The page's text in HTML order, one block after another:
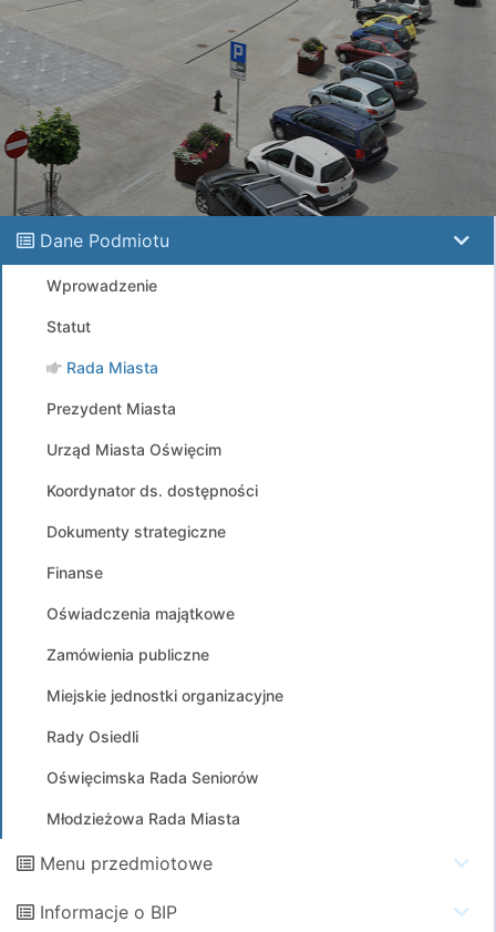
Dane Podmiotu
Wprowadzenie
Statut
Rada Miasta
Prezydent Miasta
Urząd Miasta Oświęcim
Koordynator ds. dostępności
Dokumenty strategiczne
Finanse
Oświadczenia majątkowe
Zamówienia publiczne
Miejskie jednostki organizacyjne
Rady Osiedli
Oświęcimska Rada Seniorów
Młodzieżowa Rada Miasta
Menu przedmiotowe
Informacje o BIP